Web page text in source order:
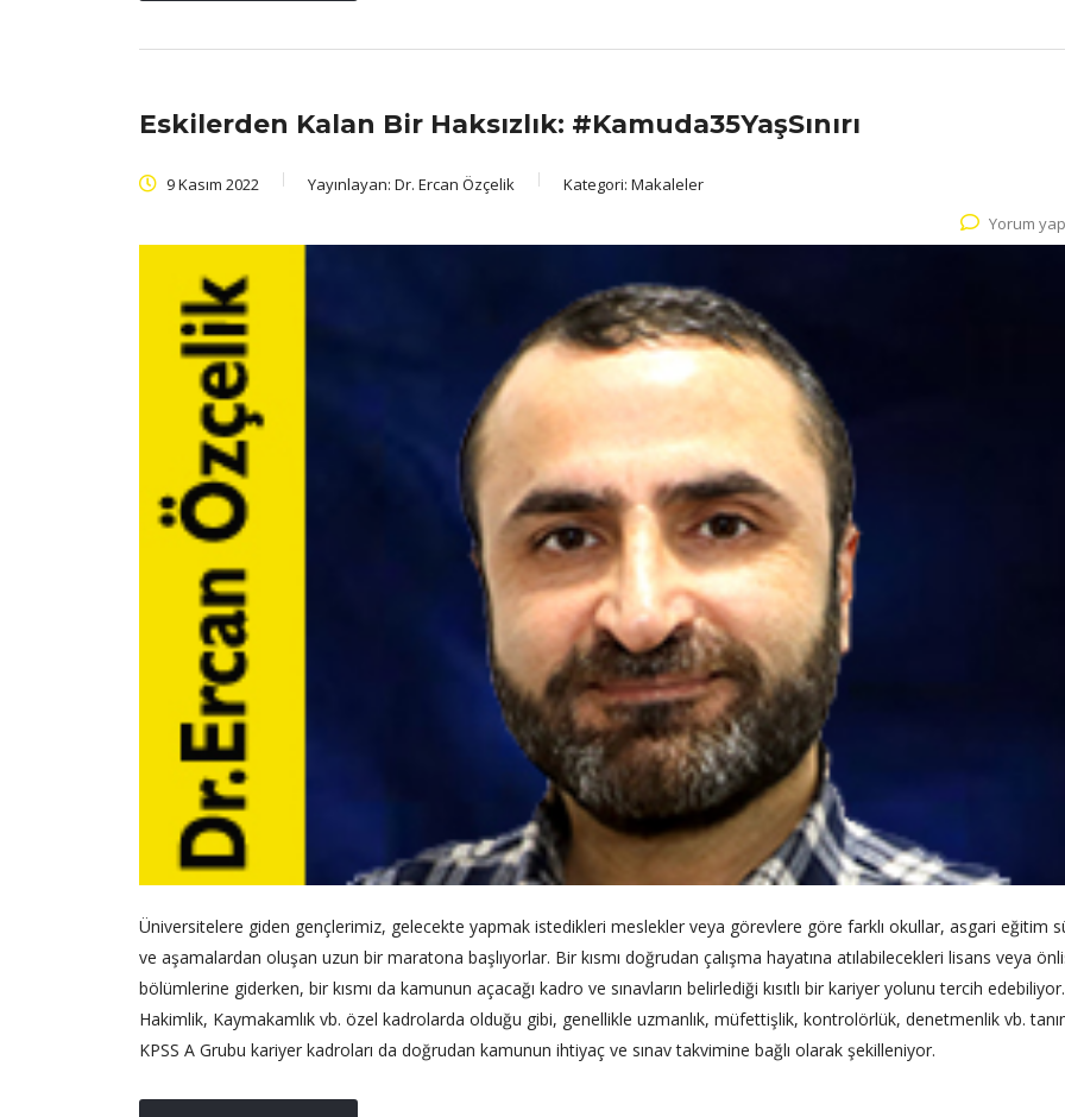
Eskilerden Kalan Bir Haksızlık: #Kamuda35YaşSınırı
9 Kasım 2022 Yayınlayan: Dr. Ercan Özçelik Kategori: Makaleler
Yorum
Üniversitelere giden gençlerimiz, gelecekte yapmak istedikleri meslekler veya görevlere göre farklı okullar, asgari eğitim
ve aşamalardan oluşan uzun bir maratona başlıyorlar. Bir kısmı doğrudan çalışma hayatına atılabilecekleri lisans veya
bölümlerine giderken, bir kısmı da kamunun açacağı kadro ve sınavların belirlediği kısıtlı bir kariyer yolunu tercih edebiliyor.
Hakimlik, Kaymakamlık vb. özel kadrolarda olduğu gibi, genellikle uzmanlık, müfettişlik, kontrolörlük, denetmenlik vb.
KPSS A Grubu kariyer kadroları da doğrudan kamunun ihtiyaç ve sınav takvimine bağlı olarak şekilleniyor.